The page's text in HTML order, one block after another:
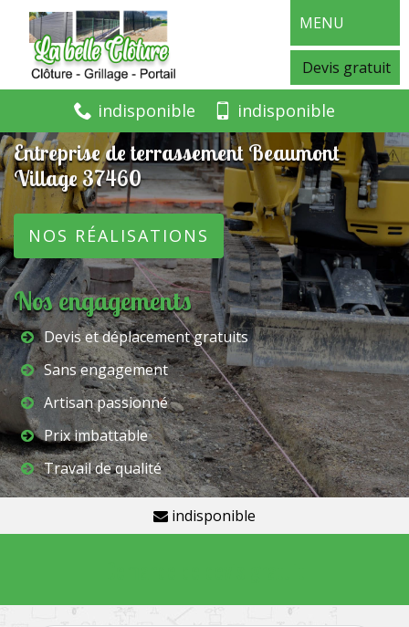
MENU
Devis gratuit
indisponible indisponible
Entreprise de terrassement Beaumont
Village 37460
NOS RÉALISATIONS
Nos engagements
Devis et déplacement gratuits
Sans engagement
Artisan passionné
Prix imbattable
Travail de qualité
indisponible